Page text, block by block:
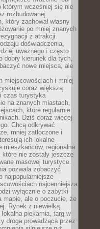
którym wcześniej się nie
rozbudowanej
który zachował własny
po mniej znanych
z atrakcji.
doświadczenia,
uważnego i często
dobry kierunek dla tych,
nowe miejsca, ale
miejscowościach i mniej
coraz większą
czas turystyka
na znanych miastach,
które regularnie
Dziś coraz więcej
Chcą odkrywać
mniej zatłoczone i
ich lokalne
mieszkańców, regionalna
które nie zostały jeszcze
masowej turystyce.
pozwala zobaczyć
najpopularniejsze
najcenniejsza
wyłącznie o zabytki
mapie, ale o poczucie, że
Rynek z niewielką
lokalna piekarnia, targ w
droga prowadząca przez